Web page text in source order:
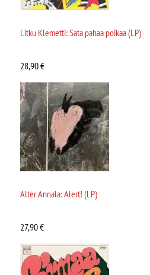
Litku Klemetti: Sata pahaa poikaa (LP)
28,90€
Alter Annala: Alert! (LP)
27,90€